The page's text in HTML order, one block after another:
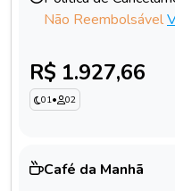
Não Reembolsável
R$ 1.927,66
01• 02
Café da Manhã